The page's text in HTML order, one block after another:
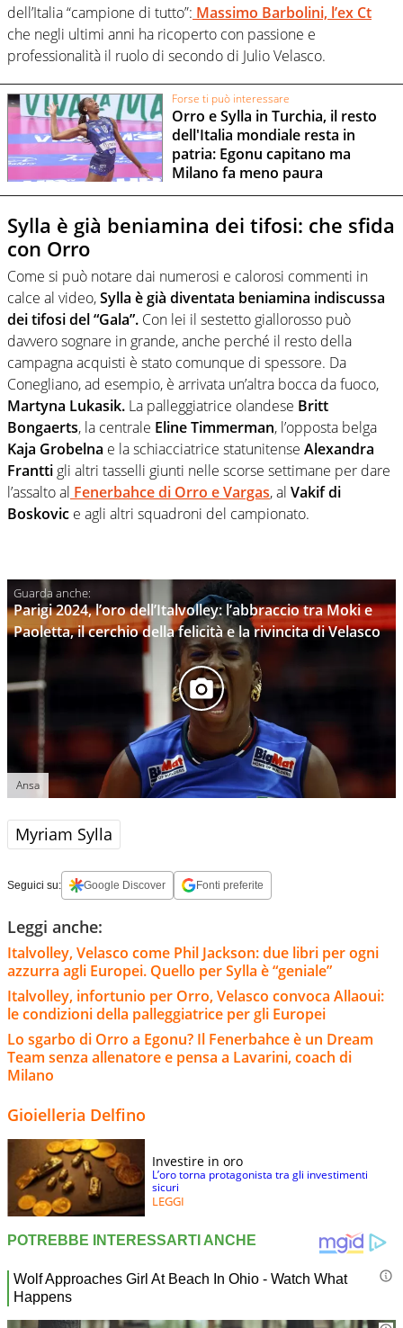
dell’Italia “campione di tutto”: Massimo Barbolini, l’ex Ct
che negli ultimi anni ha ricoperto con passione e
professionalità il ruolo di secondo di Julio Velasco.
Forse ti può interessare
Orro e Sylla in Turchia, il resto
dell'Italia mondiale resta in
patria: Egonu capitano ma
Milano fa meno paura
Sylla è già beniamina dei tifosi: che sfida
con Orro
Come si può notare dai numerosi e calorosi commenti in
calce al video,Sylla è già diventata beniamina indiscussa
dei tifosi del “Gala”. Con lei il sestetto giallorosso può
davvero sognare in grande, anche perché il resto della
campagna acquisti è stato comunque di spessore. Da
Conegliano, ad esempio, è arrivata un’altra bocca da fuoco,
Martyna Lukasik. La palleggiatrice olandese Britt
Bongaerts, la centrale Eline Timmerman, l’opposta belga
Kaja Grobelna e la schiacciatrice statunitense Alexandra
Frantti gli altri tasselli giunti nelle scorse settimane per dare
l’assalto al Fenerbahce di Orro e Vargas, al Vakif di
Boskovic e agli altri squadroni del campionato.
Parigi 2024, l’oro dell’Italvolley: l’abbraccio tra Moki e
Paoletta, il cerchio della felicità e la rivincita di Velasco
Ansa
Myriam Sylla
Seguici su: Google Discover Fonti preferite
Leggi anche:
Italvolley, Velasco come Phil Jackson: due libri per ogni
azzurra agli Europei. Quello per Sylla è “geniale”
Italvolley, infortunio per Orro, Velasco convoca Allaoui:
le condizioni della palleggiatrice per gli Europei
Lo sgarbo di Orro a Egonu? Il Fenerbahce è un Dream
Team senza allenatore e pensa a Lavarini, coach di
Milano
Gioielleria Delfino
Investire in oro
L’oro torna protagonista tra gli investimenti
sicuri
LEGGI